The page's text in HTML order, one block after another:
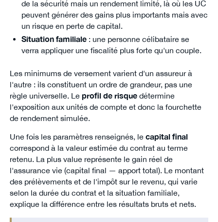
de la sécurité mais un rendement limité, là où les UC
peuvent générer des gains plus importants mais avec
un risque en perte de capital.
Situation familiale: une personne célibataire se
verra appliquer une fiscalité plus forte qu'un couple.
Les minimums de versement varient d'un assureur à
l'autre : ils constituent un ordre de grandeur, pas une
règle universelle. Le profil de risquedétermine
l'exposition aux unités de compte et donc la fourchette
de rendement simulée.
Une fois les paramètres renseignés, le capital final
correspond à la valeur estimée du contrat au terme
retenu. La plus value représente le gain réel de
l'assurance vie (capital final — apport total). Le montant
des prélèvements et de l'impôt sur le revenu, qui varie
selon la durée du contrat et la situation familiale,
explique la différence entre les résultats bruts et nets.